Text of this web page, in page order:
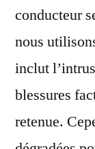
conducteur
nous
inclut
blessures
retenue.